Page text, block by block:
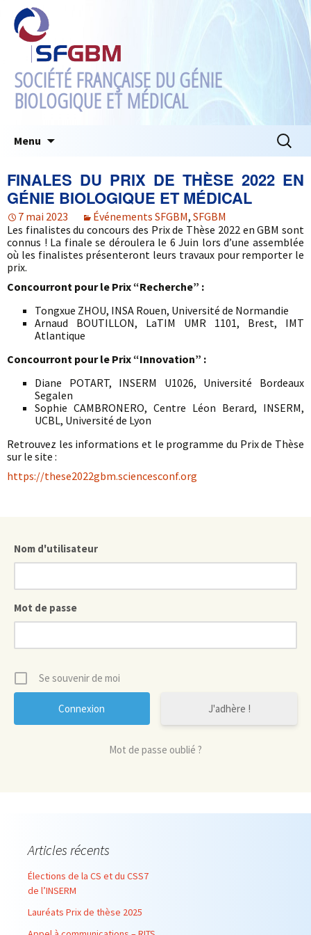
SOCIÉTÉ FRANÇAISE DU GÉNIE
BIOLOGIQUE ET MÉDICAL
Menu
FINALES DU PRIX DE THÈSE 2022 EN
GÉNIE BIOLOGIQUE ET MÉDICAL
7 mai 2023 Événements SFGBM, SFGBM
Les finalistes du concours des Prix de Thèse 2022 en GBM sont
connus ! La finale se déroulera le 6 Juin lors d’une assemblée
où les finalistes présenteront leurs travaux pour remporter le
prix.
Concourront pour le Prix “Recherche” :
Tongxue ZHOU, INSA Rouen, Université de Normandie
Arnaud BOUTILLON, LaTIM UMR 1101, Brest, IMT
Atlantique
Concourront pour le Prix “Innovation” :
Diane POTART, INSERM U1026, Université Bordeaux
Segalen
Sophie CAMBRONERO, Centre Léon Berard, INSERM,
UCBL, Université de Lyon
Retrouvez les informations et le programme du Prix de Thèse
sur le site :
https://these2022gbm.sciencesconf.org
Nom d'utilisateur
Mot de passe
Se souvenir de moi
J'adhère !
Mot de passe oublié ?
Articles récents
Élections de la CS et du CSS7
de l’INSERM
Lauréats Prix de thèse 2025